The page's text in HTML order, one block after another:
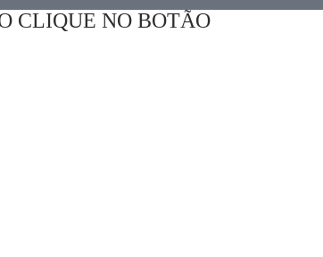
CLIQUE NO BOTÃO